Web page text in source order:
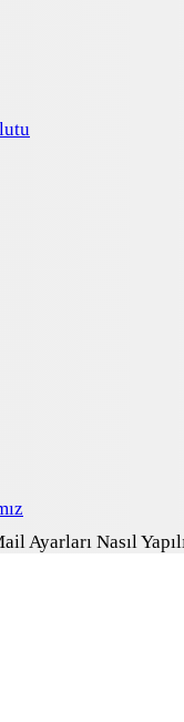
Ayarları Nasıl